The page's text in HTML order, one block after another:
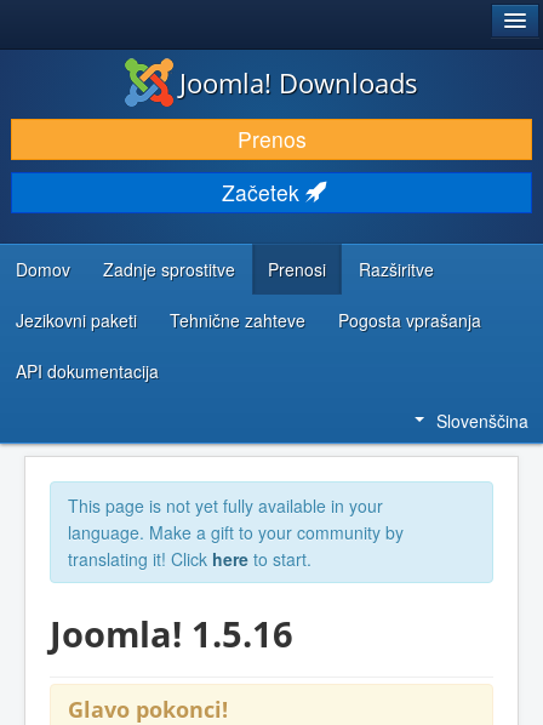
PRENESI IN RAZŠIRI
ODKRIJTE & IZVEJTE
SKUPNOST IN PODPORA
VIRI ZA RAZVIJALCE
Joomla! Downloads
Prenos
Začetek
Domov Zadnje sprostitve Prenosi Razširitve
Jezikovni paketi Tehnične zahteve Pogosta vprašanja
API dokumentacija
Slovenščina
This page is not yet fully available in your
language. Make a gift to your community by
translating it! Click here to start.
Joomla! 1.5.16
Glavo pokonci!